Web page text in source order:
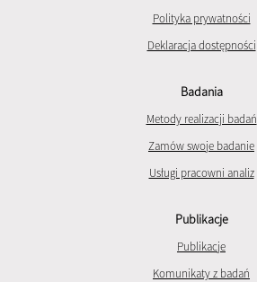
Polityka prywatności
Deklaracja dostępności
Badania
Metody realizacji badań
Zamów swoje badanie
Usługi pracowni analiz
Publikacje
Publikacje
Komunikaty z badań